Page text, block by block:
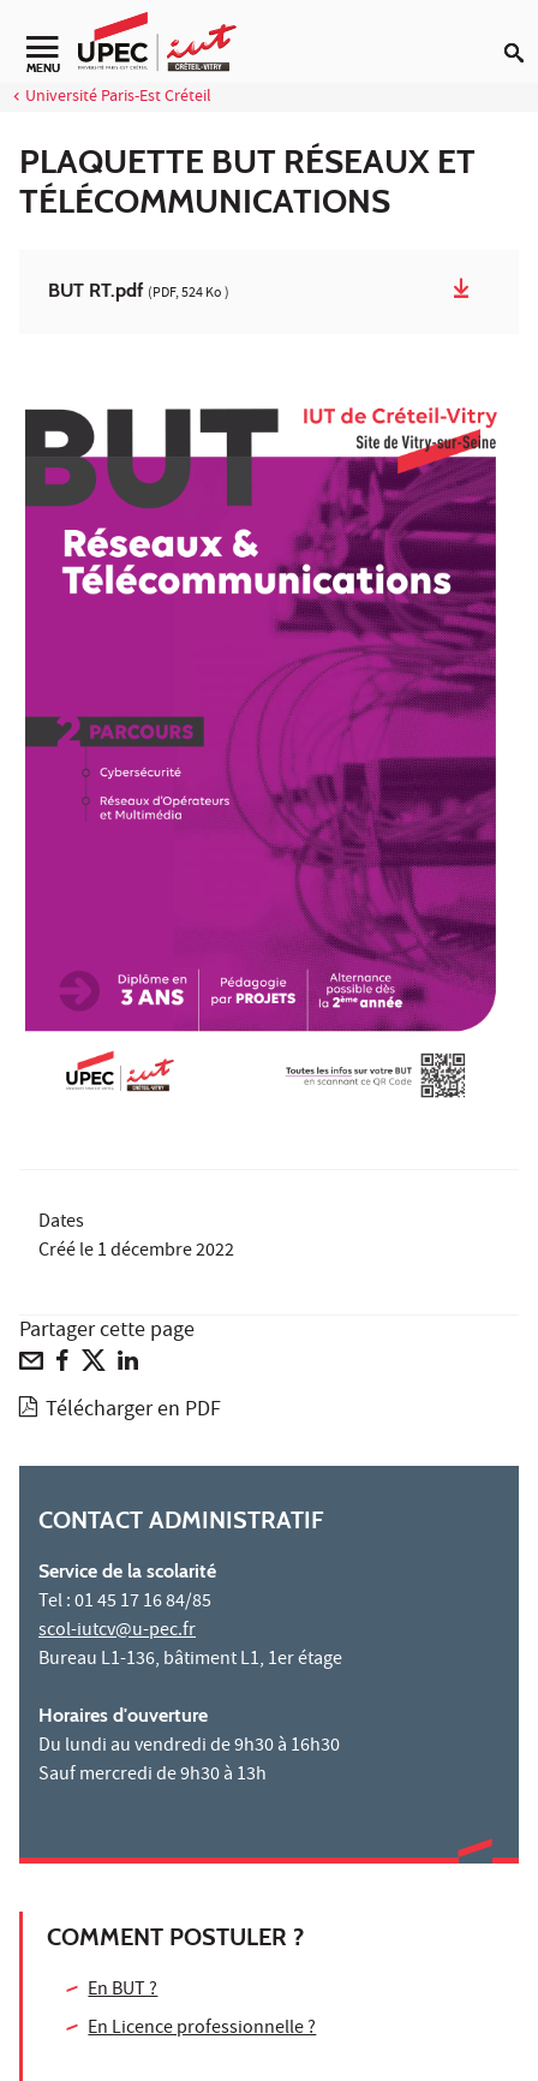
Aller au contenu
Navigation secondaire
MENU
Université Paris-Est Créteil
PLAQUETTE BUT RÉSEAUX ET
TÉLÉCOMMUNICATIONS
BUT RT.pdf (PDF, 524 Ko )
Dates
Créé le1 décembre 2022
Partager cette page
Télécharger en PDF
CONTACT ADMINISTRATIF
Service de la scolarité
Tel : 01 45 17 16 84/85
scol-iutcv@u-pec.fr
Bureau L1-136, bâtiment L1, 1er étage
Horaires d'ouverture
Du lundi au vendredi de 9h30 à 16h30
Sauf mercredi de 9h30 à 13h
COMMENT POSTULER ?
En BUT ?
En Licence professionnelle ?